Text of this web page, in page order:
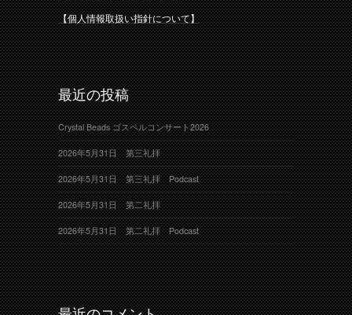
【個人情報取扱い指針について】
最近の投稿
Crystal Beads ゴスペルコンサート2026
2026年5月31日 第三礼拝
2026年5月31日 第三礼拝 Podcast
2026年5月31日 第二礼拝
2026年5月31日 第二礼拝 Podcast